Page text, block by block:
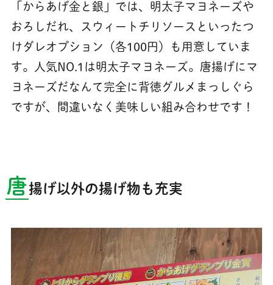
「からあげ金と銀」では、明太子マヨネーズや
おろしだれ、スウィートチリソースといったつ
けダレオプション（各100円）も用意していま
す。人気NO.1は明太子マヨネーズ。唐揚げにマ
ヨネーズだなんて完全に背徳グルメまっしぐら
ですが、間違いなく美味しい組み合わせです！
唐揚げ以外の揚げ物も充実